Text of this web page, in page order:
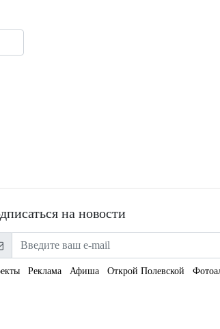
на новости
Реклама Афиша Открой Полевской